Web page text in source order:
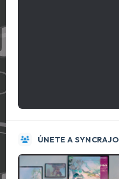
ÚNETE A SYNCRAJO